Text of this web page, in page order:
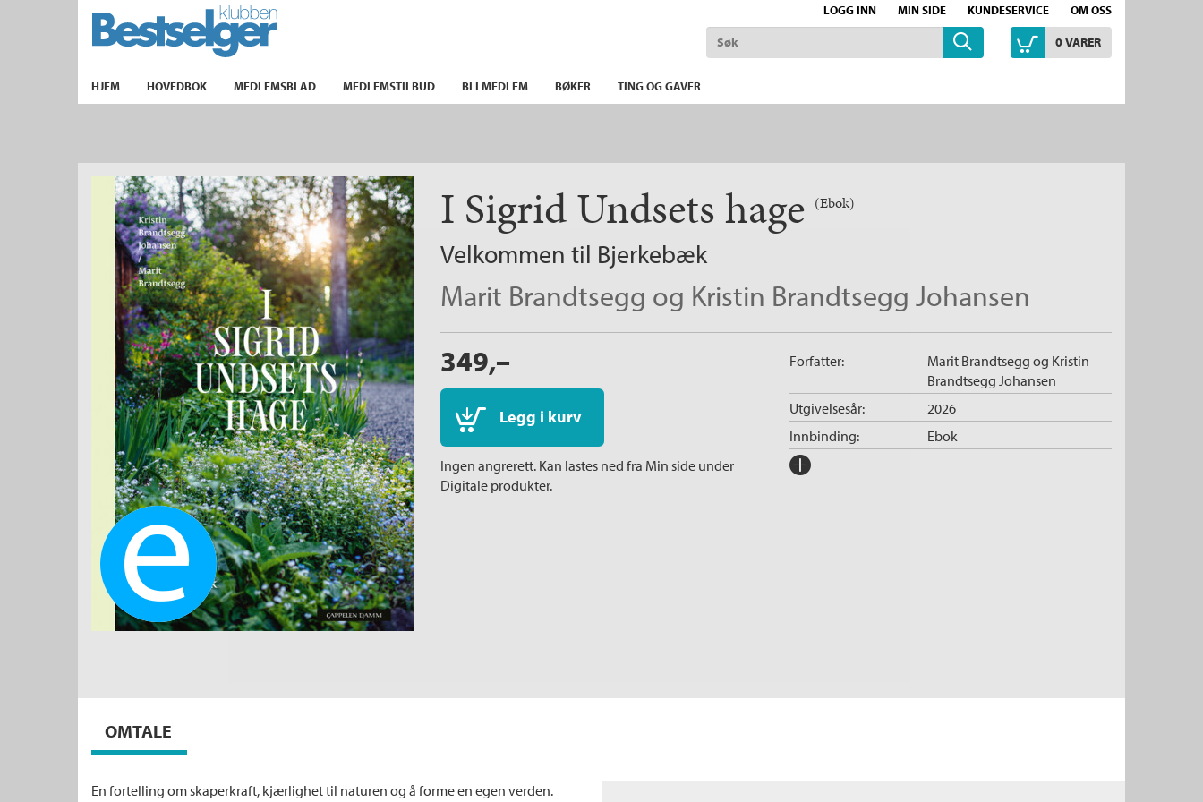
LOGG INN MIN SIDE KUNDESERVICE OM OSS
TIL FORSIDEN
0VARER
HJEM HOVEDBOK MEDLEMSBLAD MEDLEMSTILBUD BLI MEDLEM BØKER TING OG GAVER
Ebok
I Sigrid Undsets hage (Ebok)
Velkommen til Bjerkebæk
Marit Brandtsegg og Kristin Brandtsegg Johansen
349,–
Legg i kurv
Ingen angrerett. Kan lastes ned fra Min side under
Digitale produkter.
Forfatter: Marit Brandtsegg og Kristin
Brandtsegg Johansen
Innbinding: Ebok
Utgivelsesår: 2026
Forlag:
OMTALE
En fortelling om skaperkraft, kjærlighet til naturen og å forme en egen verden.